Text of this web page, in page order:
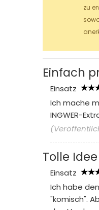
zu
Einfach
Einsatz
Ich mache
INGWER-
Tolle
Einsatz
Ich habe
"komisch".